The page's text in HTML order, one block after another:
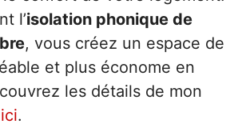
l’isolation phonique de
, vous créez un espace de
et plus économe en
les détails de mon
ici.